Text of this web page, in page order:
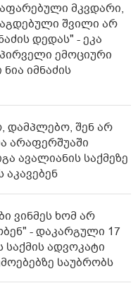
მკვდარი,
შვილი არ
დედას" - ეკა
ემოციური
იმნაძის
დამპლებო, შენ არ
არაფერშუაში
ავალიანის საქმეზე
აკავებენ
ვინმეს ხომ არ
- დაკარგული 17
საქმის ადვოკატი
საუბრობს